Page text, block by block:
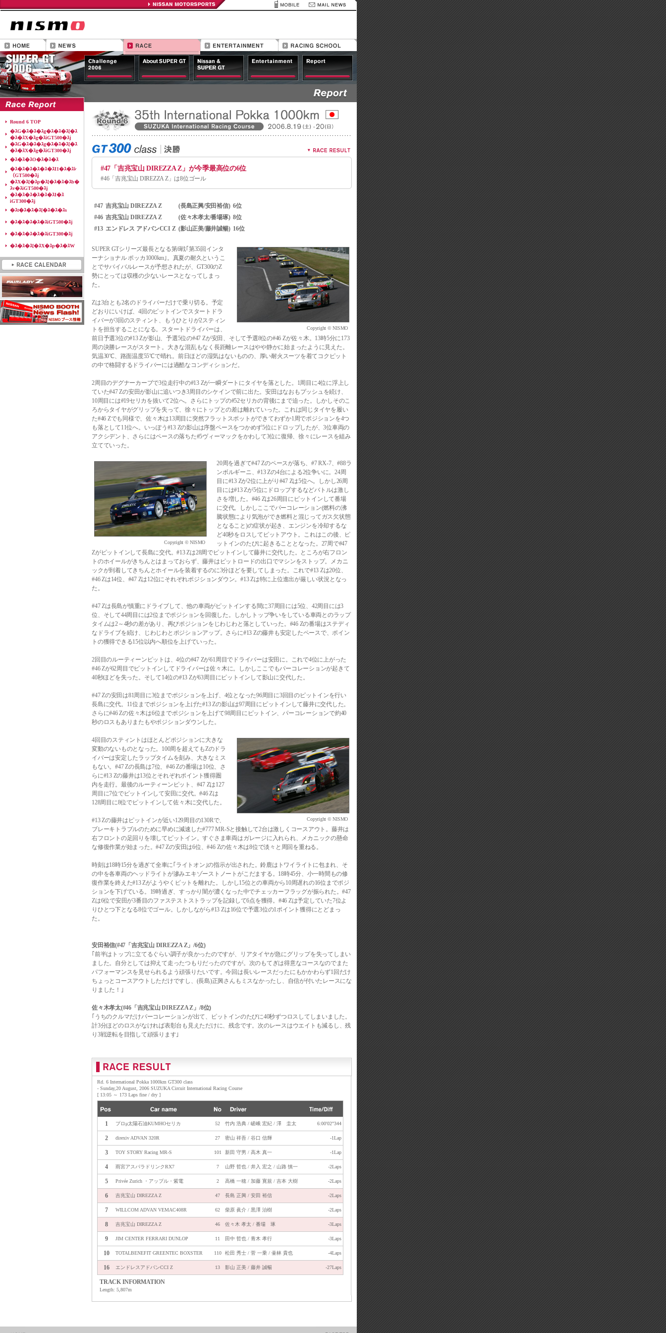
Round 6 TOP
�ｽG�ｽ�ｽ�ｽg�ｽ�ｽ�ｽ[�ｽ
�ｽ�ｽX�ｽg�ｽiGT500�ｽj
�ｽG�ｽ�ｽ�ｽg�ｽ�ｽ�ｽ[�ｽ
�ｽ�ｽX�ｽg�ｽiGT300�ｽj
�ｽ�ｽ�ｽO�ｽ�ｽ�ｽ
�ｽ�ｽ�ｽ�ｽ�ｽ�ｽI1�ｽ�ｽﾚ
（GT500�ｽj
�ｽX�ｽ[�ｽp�ｽ[�ｽ�ｽ�ｽb�
ｽv�ｽiGT500�ｽj
�ｽ�ｽ�ｽ�ｽ�ｽ�ｽI�ｽ
iGT300�ｽj
�ｽt�ｽ�ｽ�ｽ[�ｽ�ｽ�ｽs
�ｽ�ｽ�ｽ�ｽ�ｽiGT500�ｽj
�ｽ�ｽ�ｽ�ｽ�ｽiGT300�ｽj
�ｽ�ｽ�ｽ[�ｽX�ｽp�ｽ�ｽW
#47「吉兆宝山 DIREZZA Z」が今季最高位の6位
#46「吉兆宝山 DIREZZA Z」は8位ゴール
#47 吉兆宝山 DIREZZA Z (長島正興/安田裕信) 6位
#46 吉兆宝山 DIREZZA Z (佐々木孝太/番場琢) 8位
#13 エンドレス アドバンCCI Z (影山正美/藤井誠暢) 16位
Copyright © NISMO
SUPER GTシリーズ最長となる第6戦｢第35回インタ
ーナショナル ポッカ1000km｣。真夏の耐久というこ
とでサバイバルレースが予想されたが、GT300のZ
勢にとっては収穫の少ないレースとなってしまっ
た。
Zは3台とも2名のドライバーだけで乗り切る。予定
どおりにいけば、4回のピットインでスタートドラ
イバーが3回のスティント、もうひとりが2スティン
トを担当することになる。スタートドライバーは、
前日予選3位の#13 Zが影山、予選5位の#47 Zが安田、そして予選8位の#46 Zが佐々木。13時5分に173
周の決勝レースがスタート。大きな混乱もなく長距離レースはやや静かに始まったように見えた。
気温30℃、路面温度55℃で晴れ。前日ほどの湿気はないものの、厚い耐火スーツを着てコクピット
の中で格闘するドライバーには過酷なコンディションだ。
2周目のデグナーカーブで3位走行中の#13 Zが一瞬ダートにタイヤを落とした。1周目に4位に浮上し
ていた#47 Zの安田が影山に追いつき3周目のシケインで前に出た。安田はなおもプッシュを続け、
10周目には#19セリカを抜いて2位へ。さらにトップの#52セリカの背後にまで迫った。しかしそのこ
ろからタイヤがグリップを失って、徐々にトップとの差は離れていった。これは同じタイヤを履い
た#46 Zでも同様で、佐々木は13周目に突然フラットスポットができてわずか1周でポジションを4つ
も落として11位へ。いっぽう#13 Zの影山は序盤ペースをつかめず5位にドロップしたが、3位車両の
アクシデント、さらにはペースの落ちた#5ヴィーマックをかわして3位に復帰、徐々にレースを組み
立てていった。
Copyright © NISMO
20周を過ぎて#47 Zのペースが落ち、#7 RX-7、#88ラ
ンボルギーニ、#13 Zの4台による2位争いに。24周
目に#13 Zが2位に上がり#47 Zは5位へ。しかし26周
目には#13 Zが5位にドロップするなどバトルは激し
さを増した。#46 Zは26周目にピットインして番場
に交代。しかしここでパーコレーション(燃料の沸
騰状態により気泡ができ燃料と混じってガス欠状態
となること)の症状が起き、エンジンを冷却するな
ど40秒をロスしてピットアウト。これはこの後、ピ
ットインのたびに起きることとなった。27周で#47
Zがピットインして長島に交代。#13 Zは28周でピットインして藤井に交代した。ところが右フロン
トのホイールがきちんとはまっておらず、藤井はピットロードの出口でマシンをストップ。メカニ
ックが到着してきちんとホイールを装着するのに3分ほどを要してしまった。これで#13 Zは20位、
#46 Zは14位、#47 Zは12位にそれぞれポジションダウン。#13 Zは特に上位進出が厳しい状況となっ
た。
#47 Zは長島が慎重にドライブして、他の車両がピットインする間に37周目には5位、42周目には3
位、そして44周目には2位までポジションを回復した。しかしトップ争いをしている車両とのラップ
タイムは2～4秒の差があり、再びポジションをじわじわと落としていった。#46 Zの番場はステディ
なドライブを続け、じわじわとポジションアップ。さらに#13 Zの藤井も安定したペースで、ポイン
トの獲得できる15位以内へ順位を上げていった。
2回目のルーティーンピットは、4位の#47 Zが61周目でドライバーは安田に。これで4位に上がった
#46 Zが62周目でピットインしてドライバーは佐々木に。しかしここでもパーコレーションが起きて
40秒ほどを失った。そして14位の#13 Zが63周目にピットインして影山に交代した。
#47 Zの安田は81周目に3位までポジションを上げ、4位となった96周目に3回目のピットインを行い
長島に交代。11位までポジションを上げた#13 Zの影山は97周目にピットインして藤井に交代した。
さらに#46 Zの佐々木は6位までポジションを上げて98周目にピットイン、パーコレーションで約40
秒のロスもありまたもやポジションダウンした。
Copyright © NISMO
4回目のスティントはほとんどポジションに大きな
変動のないものとなった。100周を超えてもZのドラ
イバーは安定したラップタイムを刻み、大きなミス
もない。#47 Zの長島は7位、#46 Zの番場は10位、さ
らに#13 Zの藤井は13位とそれぞれポイント獲得圏
内を走行。最後のルーティーンピット、#47 Zは127
周目に7位でピットインして安田に交代。#46 Zは
128周目に8位でピットインして佐々木に交代した。
#13 Zの藤井はピットインが近い129周目の130Rで、
ブレーキトラブルのために早めに減速した#777 MR-Sと接触して2台は激しくコースアウト。藤井は
右フロントの足回りを壊してピットイン。すぐさま車両はガレージに入れられ、メカニックの懸命
な修復作業が始まった。#47 Zの安田は6位、#46 Zの佐々木は8位で淡々と周回を重ねる。
時刻は18時15分を過ぎて全車に｢ライトオン｣の指示が出された。鈴鹿はトワイライトに包まれ、そ
の中を各車両のヘッドライトが滲みエキゾーストノートがこだまする。18時45分、小一時間もの修
復作業を終えた#13 Zがようやくピットを離れた。しかし15位との車両から10周遅れの16位までポジ
ションを下げている。19時過ぎ、すっかり闇が濃くなった中でチェッカーフラッグが振られた。#47
Zは6位で安田が3番目のファステストストラップを記録して6点を獲得。#46 Zは予定していた7位よ
りひとつ下となる8位でゴール。しかしながら#13 Zは16位で予選3位の1ポイント獲得にとどまっ
た。
安田裕信(#47「吉兆宝山 DIREZZA Z」/6位)
｢前半はトップに立てるぐらい調子が良かったのですが、リアタイヤが急にグリップを失ってしまい
ました。自分としては抑えて走ったつもりだったのですが。次のもてぎは得意なコースなのでまた
パフォーマンスを見せられるよう頑張りたいです。今回は長いレースだったにもかかわらず1回だけ
ちょっとコースアウトしただけですし、(長島)正興さんもミスなかったし、自信が付いたレースにな
りました！｣
佐々木孝太(#46「吉兆宝山 DIREZZA Z」/8位)
｢うちのクルマだけパーコレーションが出て、ピットインのたびに40秒ずつロスしてしまいました。
計3分ほどのロスがなければ表彰台も見えただけに、残念です。次のレースはウエイトも減るし、残
り3戦逆転を目指して頑張ります｣
Rd. 6 International Pokka 1000km GT300 class
- Sunday,20 August, 2006 SUZUKA Circuit International Racing Course
[ 13:05 ～ 173 Laps fine / dry ]
1 プロμ太陽石油KUMHOセリカ 52 竹内 浩典 / 嵯峨 宏紀 / 澤 圭太 6:00'02"344
2 direxiv ADVAN 320R 27 密山 祥吾 / 谷口 信輝 -1Lap
3 TOY STORY Racing MR-S 101 新田 守男 / 高木 真一 -1Lap
4 雨宮アスパラドリンクRX7 7 山野 哲也 / 井入 宏之 / 山路 慎一 -2Laps
5 Privée Zurich ・アップル・紫電 2 高橋 一穂 / 加藤 寛規 / 吉本 大樹 -2Laps
6 吉兆宝山 DIREZZA Z 47 長島 正興 / 安田 裕信 -2Laps
7 WILLCOM ADVAN VEMAC408R 62 柴原 眞介 / 黒澤 治樹 -2Laps
8 吉兆宝山 DIREZZA Z 46 佐々木 孝太 / 番場 琢 -3Laps
9 JIM CENTER FERRARI DUNLOP 11 田中 哲也 / 青木 孝行 -3Laps
10 TOTALBENEFIT GREENTEC BOXSTER 110 松田 秀士 / 菅 一乗 / 壷林 貴也 -4Laps
16 エンドレスアドバンCCI Z 13 影山 正美 / 藤井 誠暢 -27Laps
TRACK INFORMATION
Length: 5,807m